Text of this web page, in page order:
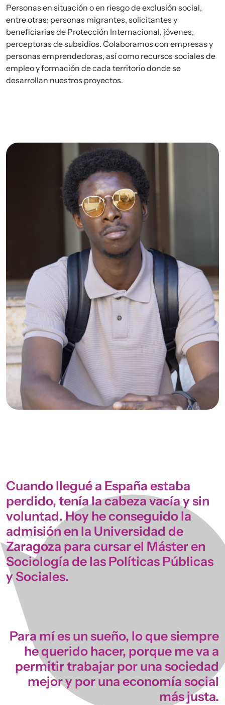
Personas en situación o en riesgo de exclusión social,
entre otras; personas migrantes, solicitantes y
beneficiarias de Protección Internacional, jóvenes,
perceptoras de subsidios. Colaboramos con empresas y
personas emprendedoras, así como recursos sociales de
empleo y formación de cada territorio donde se
desarrollan nuestros proyectos.
Cuando llegué a España estaba
perdido, tenía la cabeza vacía y sin
voluntad. Hoy he conseguido la
admisión en la Universidad de
Zaragoza para cursar el Máster en
Sociología de las Políticas Públicas
y Sociales.
Para mí es un sueño, lo que siempre
he querido hacer, porque me va a
permitir trabajar por una sociedad
mejor y por una economía social
más justa.